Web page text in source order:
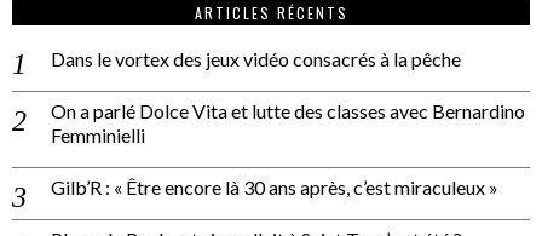
ARTICLES RÉCENTS
Dans le vortex des jeux vidéo consacrés à la pêche
On a parlé Dolce Vita et lutte des classes avec Bernardino
Femminielli
Gilb’R : « Être encore là 30 ans après, c’est miraculeux »